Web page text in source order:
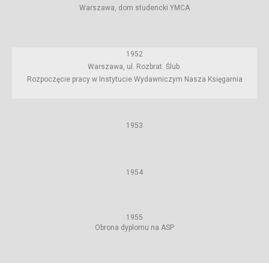
Warszawa, dom studencki YMCA
1952
Warszawa, ul. Rozbrat. Ślub.
Rozpoczęcie pracy w Instytucie Wydawniczym Nasza Księgarnia
1953
1954
1955
Obrona dyplomu na ASP